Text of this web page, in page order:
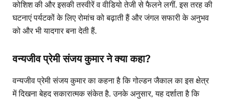
कोशिश की और इसकी तस्वीरें व वीडियो तेजी से फैलने लगीं. इस तरह की
घटनाएं पर्यटकों के लिए रोमांच को बढ़ाती हैं और जंगल सफारी के अनुभव
को और भी यादगार बना देती हैं.
वन्यजीव प्रेमी संजय कुमार ने क्या कहा?
वन्यजीव प्रेमी संजय कुमार का कहना है कि गोल्डन जैकाल का इस क्षेत्र
में दिखना बेहद सकारात्मक संकेत है. उनके अनुसार, यह दर्शाता है कि